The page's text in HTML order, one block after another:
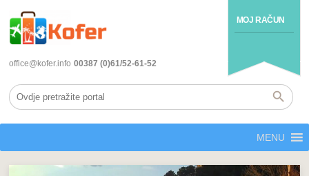
MOJ RAČUN
office@kofer.info 00387 (0)61/52-61-52
MENU